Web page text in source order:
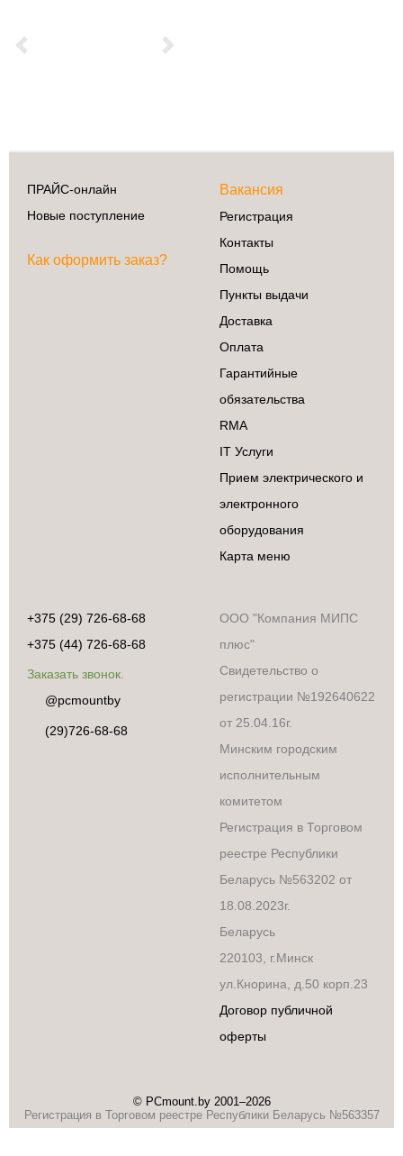
Previous Next
ПРАЙС-онлайн
Новые поступление
Как оформить заказ?
Вакансия
Регистрация
Контакты
Помощь
Пункты выдачи
Доставка
Оплата
Гарантийные
обязательства
RMA
IT Услуги
Прием электрического и
электронного
оборудования
Карта меню
+375 (29) 726-68-68
+375 (44) 726-68-68
Заказать звонок.
@pcmountby
(29)726-68-68
ООО "Компания МИПС
плюс"
Свидетельство о
регистрации №192640622
от 25.04.16г.
Минским городским
исполнительным
комитетом
Регистрация в Торговом
реестре Республики
Беларусь №563202 от
18.08.2023г.
Беларусь
220103, г.Минск
ул.Кнорина, д.50 корп.23
Договор публичной
оферты
© PCmount.by 2001–2026
Регистрация в Торговом реестре Республики Беларусь №563357